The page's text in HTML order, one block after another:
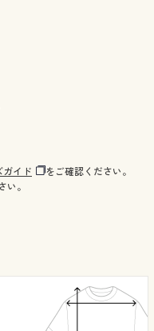
ガイド
をご確認ください。
い。